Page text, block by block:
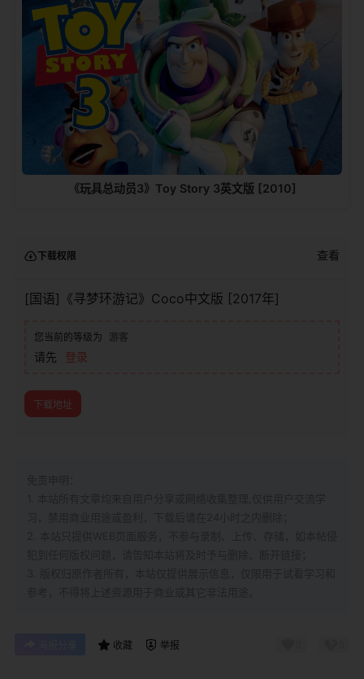
《玩具总动员3》Toy Story 3英文版 [2010]
下载权限 查看
[国语]《寻梦环游记》Coco中文版 [2017年]
您当前的等级为 游客
请先 登录
下载地址
收藏 举报